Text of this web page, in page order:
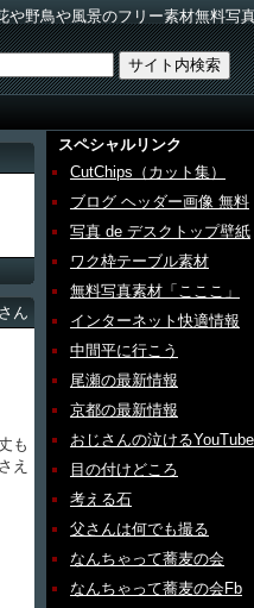
や野鳥や風景のフリー素材無料写
ん
も
え
スペシャルリンク
CutChips（カット集）
ブログ ヘッダー画像 無料
写真 de デスクトップ壁紙
ワク枠テーブル素材
無料写真素材「こここ」
インターネット快適情報
中間平に行こう
尾瀬の最新情報
京都の最新情報
おじさんの泣けるYouTube
目の付けどころ
考える石
父さんは何でも撮る
なんちゃって蕎麦の会
なんちゃって蕎麦の会Fb